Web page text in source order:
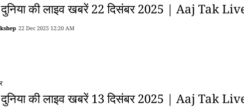
की लाइव खबरें 22 दिसंबर 2025 | Aaj Tak
22 Dec 2025 12:20 AM
की लाइव खबरें 13 दिसंबर 2025 | Aaj Tak